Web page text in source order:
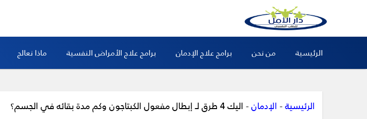
الرئيسية من نحن برامج علاج الإدمان برامج علاج الأمراض النفسية ماذا نعالج
الرئيسية-الإدمان-اليك 4 طرق لـ إبطال مفعول الكبتاجون وكم مدة بقائه في الجسم؟